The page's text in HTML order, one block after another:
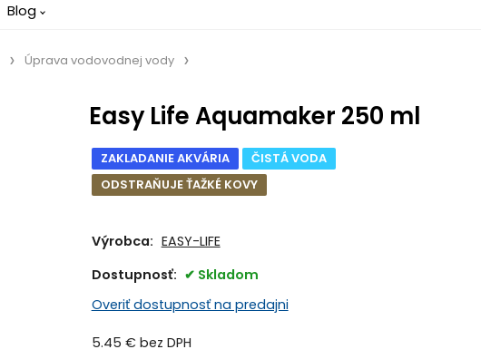
Blog
Úprava vodovodnej vody
Easy Life Aquamaker 250 ml
ZAKLADANIE AKVÁRIA
ČISTÁ VODA
ODSTRAŇUJE ŤAŽKÉ KOVY
Výrobca: EASY-LIFE
Dostupnosť:
Skladom
Overiť dostupnosť na predajni
5.45 € bez DPH